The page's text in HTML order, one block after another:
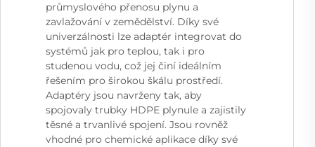
průmyslového přenosu plynu a
zavlažování v zemědělství. Díky své
univerzálnosti lze adaptér integrovat do
systémů jak pro teplou, tak i pro
studenou vodu, což jej činí ideálním
řešením pro širokou škálu prostředí.
Adaptéry jsou navrženy tak, aby
spojovaly trubky HDPE plynule a zajistily
těsné a trvanlivé spojení. Jsou rovněž
vhodné pro chemické aplikace díky své